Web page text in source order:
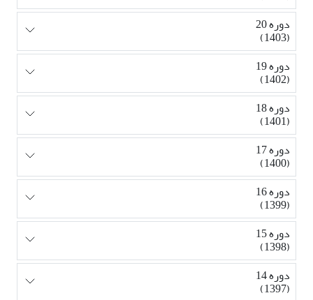
دوره 20
(1403)
دوره 19
(1402)
دوره 18
(1401)
دوره 17
(1400)
دوره 16
(1399)
دوره 15
(1398)
دوره 14
(1397)